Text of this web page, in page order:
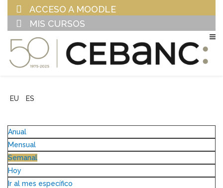
ACCESO A MOODLE
MIS CURSOS
EU ES
Anual
Mensual
Semanal
Hoy
Ir al mes específico